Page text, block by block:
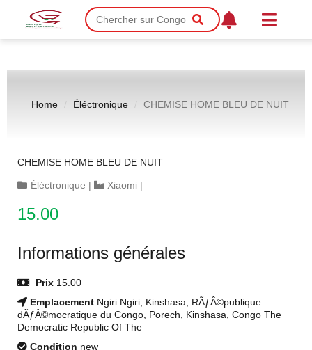
Home Éléctronique CHEMISE HOME BLEU DE NUIT
CHEMISE HOME BLEU DE NUIT
Éléctronique | Xiaomi |
15.00
Informations générales
Prix 15.00
Emplacement Ngiri Ngiri, Kinshasa, RÃƒÂ©publique
dÃƒÂ©mocratique du Congo, Porech, Kinshasa, Congo The
Democratic Republic Of The
Condition new